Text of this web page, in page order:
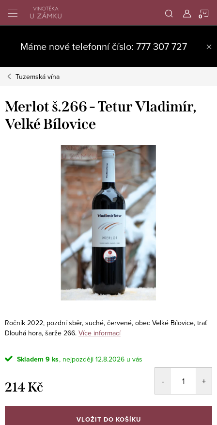
obsah
Máme nové telefonní číslo: 777 307 727
Tuzemská vína
Merlot š.266 - Tetur Vladimír,
Velké Bílovice
Ročník 2022, pozdní sběr, suché, červené, obec Velké Bílovice, trať
Dlouhá hora, šarže 266. Více informací
Skladem 9 ks 12.8.2026
214 Kč
cena:
VLOŽIT DO KOŠÍKU